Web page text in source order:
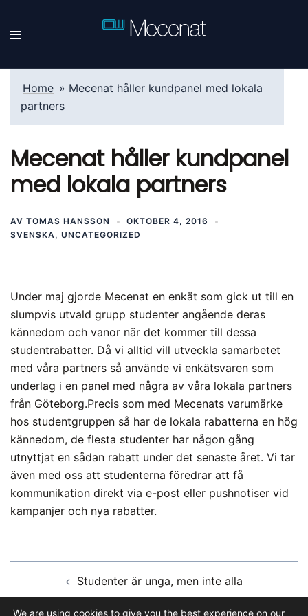
Home » Mecenat håller kundpanel med lokala
partners
Mecenat håller kundpanel
med lokala partners
AV TOMAS HANSSON
OKTOBER 4, 2016
SVENSKA, UNCATEGORIZED
Under maj gjorde Mecenat en enkät som gick ut till en
slumpvis utvald grupp studenter angående deras
kännedom och vanor när det kommer till dessa
studentrabatter. Då vi alltid vill utveckla samarbetet
med våra partners så använde vi enkätsvaren som
underlag i en panel med några av våra lokala partners
från Göteborg.Precis som med Mecenats varumärke
hos studentgruppen så har de lokala rabatterna en hög
kännedom, de flesta studenter har någon gång
utnyttjat en sådan rabatt under det senaste året. Vi tar
även med oss att studenterna föredrar att få
kommunikation direkt via e-post eller pushnotiser vid
kampanjer och nya rabatter.
Inläggsnavigering
Studenter är unga, men inte alla
We are using cookies to give you the best experience on our